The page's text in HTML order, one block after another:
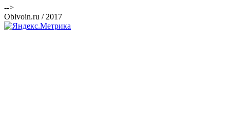
-->
Oblvoin.ru / 2017